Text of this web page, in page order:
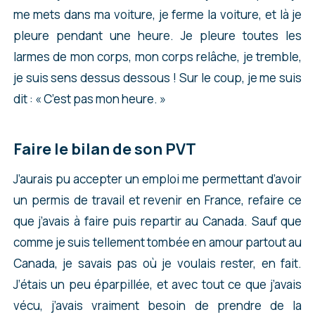
me mets dans ma voiture, je ferme la voiture, et là je
pleure pendant une heure. Je pleure toutes les
larmes de mon corps, mon corps relâche, je tremble,
je suis sens dessus dessous ! Sur le coup, je me suis
dit : « C’est pas mon heure. »
Faire le bilan de son PVT
J’aurais pu accepter un emploi me permettant d’avoir
un permis de travail et revenir en France, refaire ce
que j’avais à faire puis repartir au Canada. Sauf que
comme je suis tellement tombée en amour partout au
Canada, je savais pas où je voulais rester, en fait.
J’étais un peu éparpillée, et avec tout ce que j’avais
vécu, j’avais vraiment besoin de prendre de la